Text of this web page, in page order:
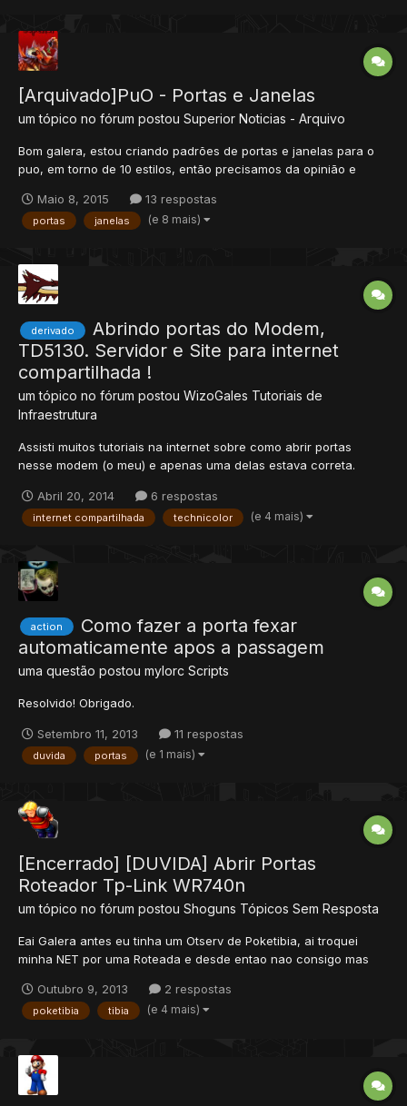
[Arquivado]PuO - Portas e Janelas
um tópico no fórum postou Superior Noticias - Arquivo
Bom galera, estou criando padrões de portas e janelas para o
puo, em torno de 10 estilos, então precisamos da opinião e
parede é branca só como base.
Maio 8, 2015 13 respostas
portas janelas (e 8 mais)
derivado
Abrindo portas do Modem,
TD5130. Servidor e Site para internet
compartilhada !
um tópico no fórum postou WizoGales Tutoriais de
Infraestrutura
Assisti muitos tutoriais na internet sobre como abrir portas
nesse modem (o meu) e apenas uma delas estava correta.
Vá em: Iniciar>Pesquisar>CMD e dê enter. Logo que abrir digite
IPCONFIG, pegue o Gateway padrão, abra seu...
Abril 20, 2014 6 respostas
internet compartilhada technicolor (e 4 mais)
action
Como fazer a porta fexar
automaticamente apos a passagem
uma questão postou mylorc Scripts
Resolvido! Obrigado.
Setembro 11, 2013 11 respostas
duvida portas (e 1 mais)
[Encerrado] [DUVIDA] Abrir Portas
Roteador Tp-Link WR740n
um tópico no fórum postou Shoguns Tópicos Sem Resposta
Eai Galera antes eu tinha um Otserv de Poketibia, ai troquei
minha NET por uma Roteada e desde entao nao consigo mas
Sevidores Virtuais: Assim em Area DMZ: Assim em DNS
Dinamico:...
Outubro 9, 2013 2 respostas
poketibia tibia (e 4 mais)